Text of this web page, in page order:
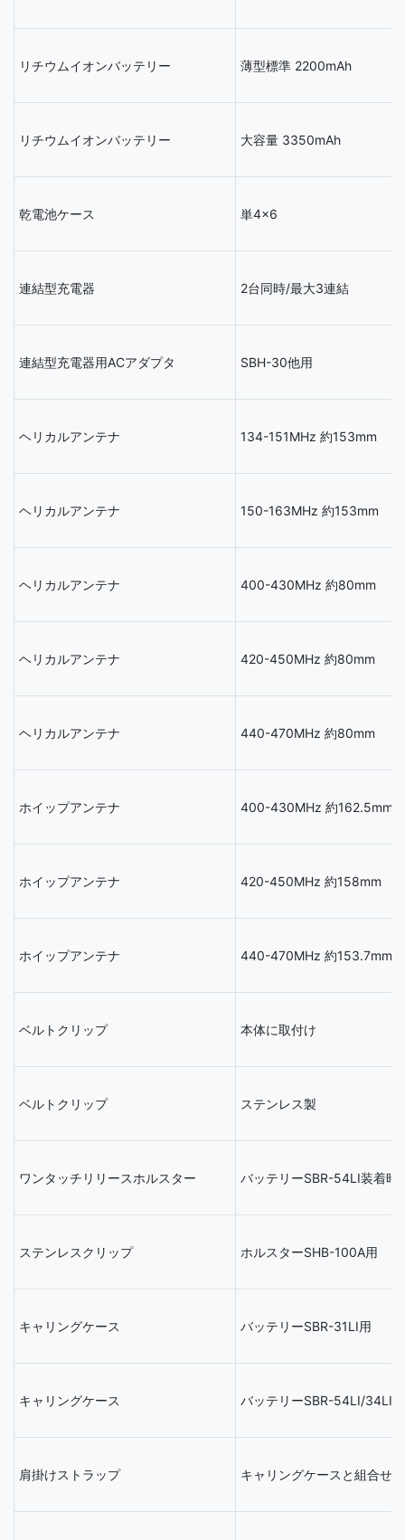
リチウムイオンバッテリー 薄型標準 2200mAh
リチウムイオンバッテリー 大容量 3350mAh
乾電池ケース 単4×6
連結型充電器 2台同時/最大3連結
連結型充電器用ACアダプタ SBH-30他用
ヘリカルアンテナ 134-151MHz 約153mm
ヘリカルアンテナ 150-163MHz 約153mm
ヘリカルアンテナ 400-430MHz 約80mm
ヘリカルアンテナ 420-450MHz 約80mm
ヘリカルアンテナ 440-470MHz 約80mm
ホイップアンテナ 400-430MHz 約162.5mm
ホイップアンテナ 420-450MHz 約158mm
ホイップアンテナ 440-470MHz 約153.7mm
ベルトクリップ 本体に取付け
ベルトクリップ ステンレス製
ワンタッチリリースホルスター バッテリーSBR-54LI装着時
ステンレスクリップ ホルスターSHB-100A用
キャリングケース バッテリーSBR-31LI用
キャリングケース バッテリーSBR-54LI/34LI用
肩掛けストラップ キャリングケースと組合せ